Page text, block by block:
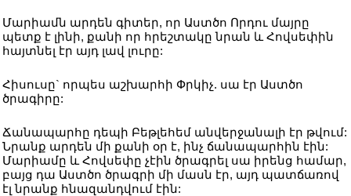
Մարիամն արդեն գիտեր, որ Աստծո Որդու մայրը
պետք է լինի, քանի որ հրեշտակը նրան և Հովսեփին
հայտնել էր այդ լավ լուրը:
Հիսուսը` որպես աշխարհի Փրկիչ. սա էր Աստծո
ծրագիրը:
Ճանապարհը դեպի Բեթլեհեմ անվերջանալի էր թվում:
Նրանք արդեն մի քանի օր է, ինչ ճանապարհին էին:
Մարիամը և Հովսեփը չէին ծրագրել սա իրենց համար,
բայց դա Աստծո ծրագրի մի մասն էր, այդ պատճառով
էլ նրանք հնազանդվում էին: